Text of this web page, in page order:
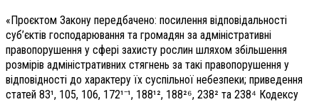
«Проєктом Закону передбачено: посилення відповідальності
суб’єктів господарювання та громадян за адміністративні
правопорушення у сфері захисту рослин шляхом збільшення
розмірів адміністративних стягнень за такі правопорушення у
відповідності до характеру їх суспільної небезпеки; приведення
статей 83¹, 105, 106, 172¹⁻¹, 188¹², 188²⁶, 238² та 238⁴ Кодексу